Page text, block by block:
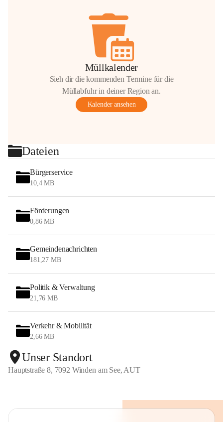
Müllkalender
Sieh dir die kommenden Termine für die
Müllabfuhr in deiner Region an.
Kalender ansehen
Dateien
Bürgerservice
10,4 MB
Förderungen
0,86 MB
Gemeindenachrichten
181,27 MB
Politik & Verwaltung
21,76 MB
Verkehr & Mobilität
2,66 MB
Unser Standort
Hauptstraße 8, 7092 Winden am See, AUT